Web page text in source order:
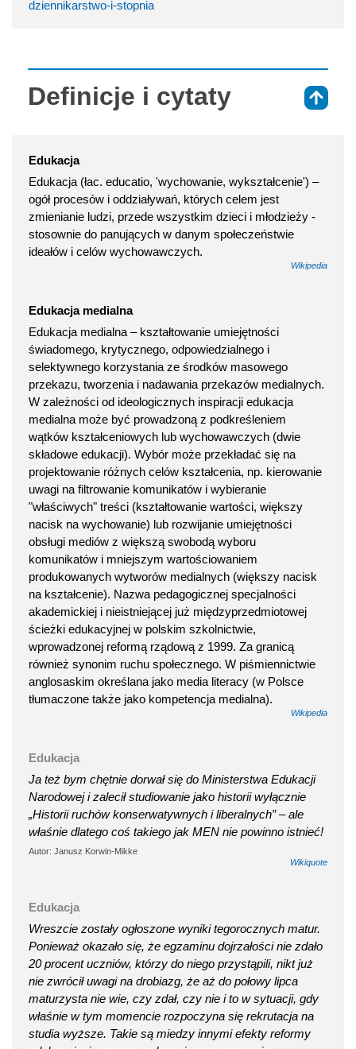
dziennikarstwo-i-stopnia
Definicje i cytaty
Edukacja
Edukacja (łac. educatio, 'wychowanie, wykształcenie') –
ogół procesów i oddziaływań, których celem jest
zmienianie ludzi, przede wszystkim dzieci i młodzieży -
stosownie do panujących w danym społeczeństwie
ideałów i celów wychowawczych.
Wikipedia
Edukacja medialna
Edukacja medialna – kształtowanie umiejętności
świadomego, krytycznego, odpowiedzialnego i
selektywnego korzystania ze środków masowego
przekazu, tworzenia i nadawania przekazów medialnych.
W zależności od ideologicznych inspiracji edukacja
medialna może być prowadzoną z podkreśleniem
wątków kształceniowych lub wychowawczych (dwie
składowe edukacji). Wybór może przekładać się na
projektowanie różnych celów kształcenia, np. kierowanie
uwagi na filtrowanie komunikatów i wybieranie
"właściwych" treści (kształtowanie wartości, większy
nacisk na wychowanie) lub rozwijanie umiejętności
obsługi mediów z większą swobodą wyboru
komunikatów i mniejszym wartościowaniem
produkowanych wytworów medialnych (większy nacisk
na kształcenie). Nazwa pedagogicznej specjalności
akademickiej i nieistniejącej już międzyprzedmiotowej
ścieżki edukacyjnej w polskim szkolnictwie,
wprowadzonej reformą rządową z 1999. Za granicą
również synonim ruchu społecznego. W piśmiennictwie
anglosaskim określana jako media literacy (w Polsce
tłumaczone także jako kompetencja medialna).
Wikipedia
Edukacja
Ja też bym chętnie dorwał się do Ministerstwa Edukacji
Narodowej i zalecił studiowanie jako historii wyłącznie
„Historii ruchów konserwatywnych i liberalnych” – ale
właśnie dlatego coś takiego jak MEN nie powinno istnieć!
Autor: Janusz Korwin-Mikke
Wikiquote
Edukacja
Wreszcie zostały ogłoszone wyniki tegorocznych matur.
Ponieważ okazało się, że egzaminu dojrzałości nie zdało
20 procent uczniów, którzy do niego przystąpili, nikt już
nie zwrócił uwagi na drobiazg, że aż do połowy lipca
maturzysta nie wie, czy zdał, czy nie i to w sytuacji, gdy
właśnie w tym momencie rozpoczyna się rekrutacja na
studia wyższe. Takie są miedzy innymi efekty reformy